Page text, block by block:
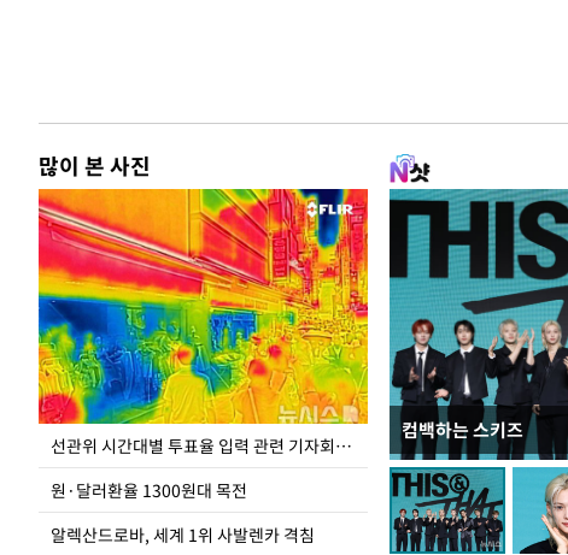
많이 본 사진
선관위 시간대별 투표율 입력 관련 기자회견하는 주진우 의원
원·달러환율 1300원대 목전
알렉산드로바, 세계 1위 사발렌카 격침
컴백하는 스키즈
주유소 기름값 12주